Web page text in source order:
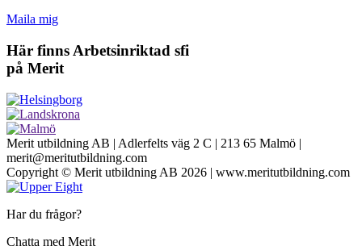
Maila mig
Här finns Arbetsinriktad sfi
på Merit
Merit utbildning AB | Adlerfelts väg 2 C | 213 65 Malmö |
merit@meritutbildning.com
Copyright © Merit utbildning AB 2026 | www.meritutbildning.com
Har du frågor?
Chatta med Merit